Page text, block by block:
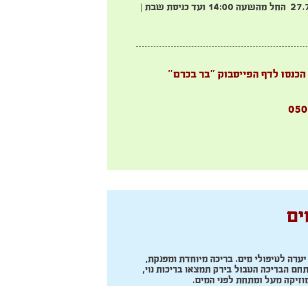
|
לדף הפייסבוק "בר בכרם"
לטיפולי מים. בריכה מיוחדת ומפנקת,
הבריכה הטבול בירק תמצאו בריכות נוי,
מעל ומתחת לפני המים.